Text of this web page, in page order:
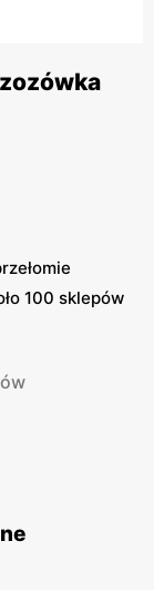
100 sklepów
sposób w
oraz
z
z wędlinami i